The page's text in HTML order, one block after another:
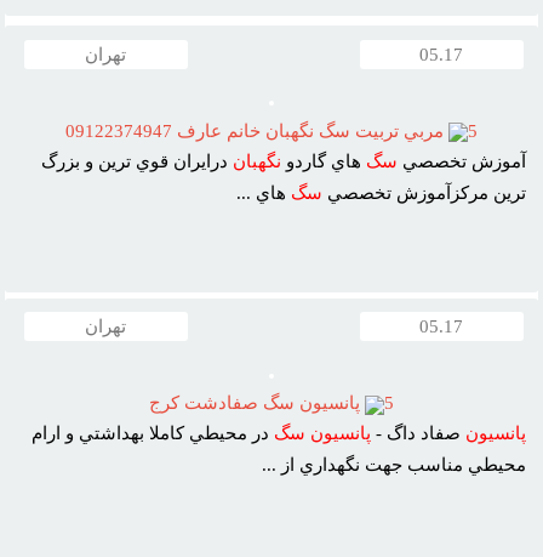
05.17 تهران
5
مربي تربيت سگ نگهبان خانم عارف 09122374947
آموزش تخصصي سگ هاي گاردو نگهبان درايران قوي ترين و بزرگ
ترين مرکزآموزش تخصصي سگ هاي ...
05.17 تهران
5
پانسيون سگ صفادشت کرج
پانسيون صفاد داگ - پانسيون سگ در محيطي کاملا بهداشتي و ارام
محيطي مناسب جهت نگهداري از ...